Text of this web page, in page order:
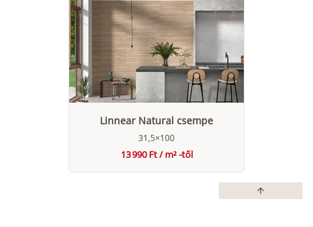
Linnear Natural csempe
31,5×100
13 990 Ft / m² -től
arrow_upward